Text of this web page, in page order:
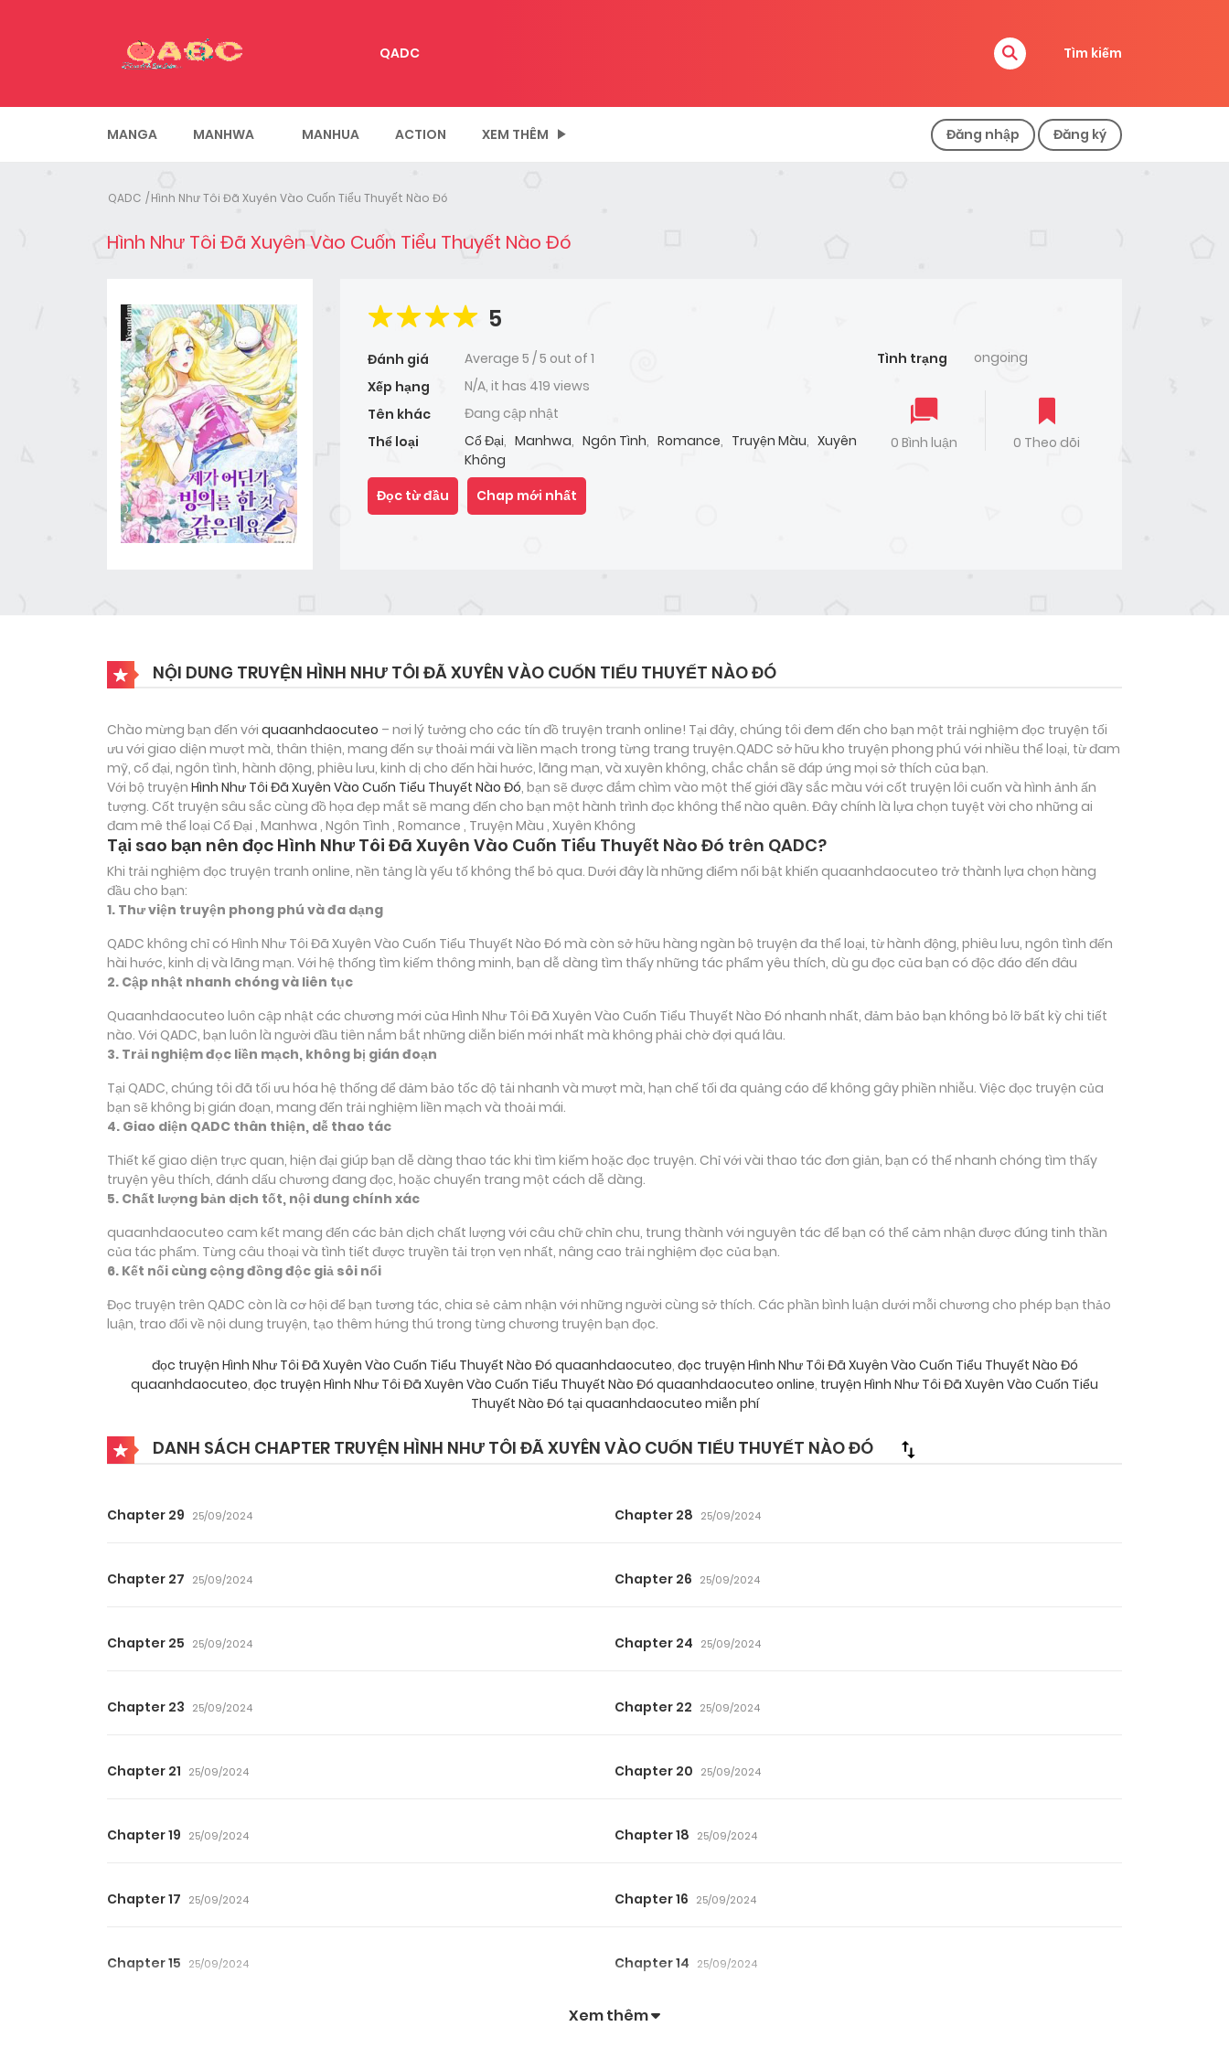
QADC Tìm kiếm
MANGA MANHWA MANHUA ACTION XEM THÊM Đăng nhập Đăng ký
QADC Hình Như Tôi Đã Xuyên Vào Cuốn Tiểu Thuyết Nào Đó
Hình Như Tôi Đã Xuyên Vào Cuốn Tiểu Thuyết Nào Đó
5
Đánh giá Average 5 /5 out of 1
Xếp hạng
N/A, it has 419 views
Tên khác
Đang cập nhật
Thể loại
Cổ Đại, Manhwa, Ngôn Tình, Romance, Truyện Màu, Xuyên
Không
Tình trạng ongoing
0 Bình luận 0 Theo dõi
Đọc từ đầu Chap mới nhất
NỘI DUNG TRUYỆN HÌNH NHƯ TÔI ĐÃ XUYÊN VÀO CUỐN TIỂU THUYẾT NÀO ĐÓ
Chào mừng bạn đến với quaanhdaocuteo – nơi lý tưởng cho các tín đồ truyện tranh online! Tại đây, chúng tôi đem đến cho bạn một trải nghiệm đọc truyện tối
ưu với giao diện mượt mà, thân thiện, mang đến sự thoải mái và liền mạch trong từng trang truyện.QADC sở hữu kho truyện phong phú với nhiều thể loại, từ đam
mỹ, cổ đại, ngôn tình, hành động, phiêu lưu, kinh dị cho đến hài hước, lãng mạn, và xuyên không, chắc chắn sẽ đáp ứng mọi sở thích của bạn.
Với bộ truyện Hình Như Tôi Đã Xuyên Vào Cuốn Tiểu Thuyết Nào Đó, bạn sẽ được đắm chìm vào một thế giới đầy sắc màu với cốt truyện lôi cuốn và hình ảnh ấn
tượng. Cốt truyện sâu sắc cùng đồ họa đẹp mắt sẽ mang đến cho bạn một hành trình đọc không thể nào quên. Đây chính là lựa chọn tuyệt vời cho những ai
đam mê thể loại Cổ Đại , Manhwa , Ngôn Tình , Romance , Truyện Màu , Xuyên Không
Tại sao bạn nên đọc Hình Như Tôi Đã Xuyên Vào Cuốn Tiểu Thuyết Nào Đó trên QADC?
Khi trải nghiệm đọc truyện tranh online, nền tảng là yếu tố không thể bỏ qua. Dưới đây là những điểm nổi bật khiến quaanhdaocuteo trở thành lựa chọn hàng
đầu cho bạn:
1. Thư viện truyện phong phú và đa dạng
QADC không chỉ có Hình Như Tôi Đã Xuyên Vào Cuốn Tiểu Thuyết Nào Đó mà còn sở hữu hàng ngàn bộ truyện đa thể loại, từ hành động, phiêu lưu, ngôn tình đến
hài hước, kinh dị và lãng mạn. Với hệ thống tìm kiếm thông minh, bạn dễ dàng tìm thấy những tác phẩm yêu thích, dù gu đọc của bạn có độc đáo đến đâu
2. Cập nhật nhanh chóng và liên tục
Quaanhdaocuteo luôn cập nhật các chương mới của Hình Như Tôi Đã Xuyên Vào Cuốn Tiểu Thuyết Nào Đó nhanh nhất, đảm bảo bạn không bỏ lỡ bất kỳ chi tiết
nào. Với QADC, bạn luôn là người đầu tiên nắm bắt những diễn biến mới nhất mà không phải chờ đợi quá lâu.
3. Trải nghiệm đọc liền mạch, không bị gián đoạn
Tại QADC, chúng tôi đã tối ưu hóa hệ thống để đảm bảo tốc độ tải nhanh và mượt mà, hạn chế tối đa quảng cáo để không gây phiền nhiễu. Việc đọc truyện của
bạn sẽ không bị gián đoạn, mang đến trải nghiệm liền mạch và thoải mái.
4. Giao diện QADC thân thiện, dễ thao tác
Thiết kế giao diện trực quan, hiện đại giúp bạn dễ dàng thao tác khi tìm kiếm hoặc đọc truyện. Chỉ với vài thao tác đơn giản, bạn có thể nhanh chóng tìm thấy
truyện yêu thích, đánh dấu chương đang đọc, hoặc chuyển trang một cách dễ dàng.
5. Chất lượng bản dịch tốt, nội dung chính xác
quaanhdaocuteo cam kết mang đến các bản dịch chất lượng với câu chữ chỉn chu, trung thành với nguyên tác để bạn có thể cảm nhận được đúng tinh thần
của tác phẩm. Từng câu thoại và tình tiết được truyền tải trọn vẹn nhất, nâng cao trải nghiệm đọc của bạn.
6. Kết nối cùng cộng đồng độc giả sôi nổi
Đọc truyện trên QADC còn là cơ hội để bạn tương tác, chia sẻ cảm nhận với những người cùng sở thích. Các phần bình luận dưới mỗi chương cho phép bạn thảo
luận, trao đổi về nội dung truyện, tạo thêm hứng thú trong từng chương truyện bạn đọc.
đọc truyện Hình Như Tôi Đã Xuyên Vào Cuốn Tiểu Thuyết Nào Đó quaanhdaocuteo, đọc truyện Hình Như Tôi Đã Xuyên Vào Cuốn Tiểu Thuyết Nào Đó
quaanhdaocuteo, đọc truyện Hình Như Tôi Đã Xuyên Vào Cuốn Tiểu Thuyết Nào Đó quaanhdaocuteo online, truyện Hình Như Tôi Đã Xuyên Vào Cuốn Tiểu
Thuyết Nào Đó tại quaanhdaocuteo miễn phí
DANH SÁCH CHAPTER TRUYỆN HÌNH NHƯ TÔI ĐÃ XUYÊN VÀO CUỐN TIỂU THUYẾT NÀO ĐÓ
Chapter 29 25/09/2024 Chapter 28 25/09/2024
Chapter 27 25/09/2024 Chapter 26 25/09/2024
Chapter 25 25/09/2024 Chapter 24 25/09/2024
Chapter 23 25/09/2024 Chapter 22 25/09/2024
Chapter 21 25/09/2024 Chapter 20 25/09/2024
Chapter 19 25/09/2024 Chapter 18 25/09/2024
Chapter 17 25/09/2024 Chapter 16 25/09/2024
Chapter 15 25/09/2024 Chapter 14 25/09/2024
Xem thêm